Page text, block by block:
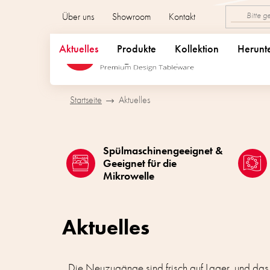
Über uns Showroom Kontakt
Aktuelles Produkte Kollektion
Startseite Aktuelles
Aktuelles
Spülmaschinengeeignet &
Geeignet für die
Mikrowelle